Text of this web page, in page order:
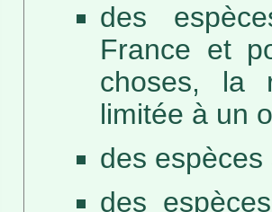
des
France et
choses, la
limitée à un
des
des